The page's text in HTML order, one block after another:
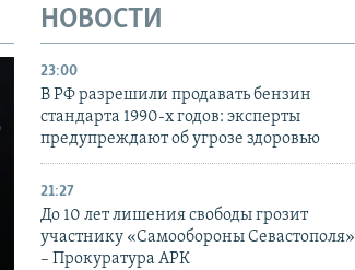
НОВОСТИ
23:00
В РФ разрешили продавать бензин
стандарта 1990-х годов: эксперты
предупреждают об угрозе здоровью
21:27
До 10 лет лишения свободы грозит
участнику «Самообороны Севастополя»
– Прокуратура АРК